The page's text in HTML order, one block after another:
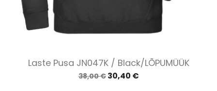
Laste Pusa JN047K / Black/LÕPUMÜÜK
38,00 € 30,40 €